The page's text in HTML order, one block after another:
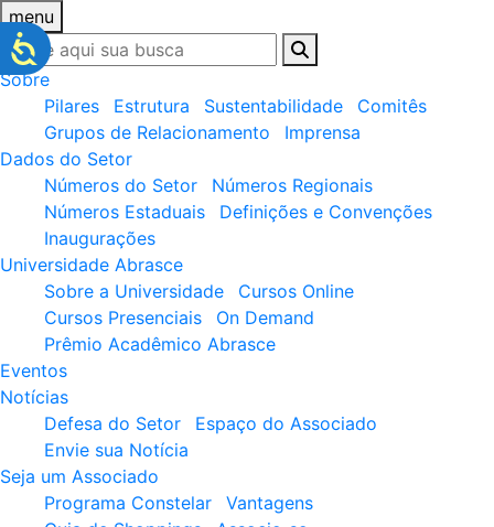
menu
Sobre
Pilares
Estrutura Sustentabilidade
Comitês
Grupos de Relacionamento
Imprensa
Dados do Setor
Números do Setor
Números Regionais
Números Estaduais
Definições e Convenções
Inaugurações
Universidade Abrasce
Sobre a Universidade
Cursos Online
Cursos Presenciais
On Demand
Prêmio Acadêmico Abrasce
Eventos
Notícias
Defesa do Setor
Espaço do Associado
Envie sua Notícia
Seja um Associado
Programa Constelar
Vantagens